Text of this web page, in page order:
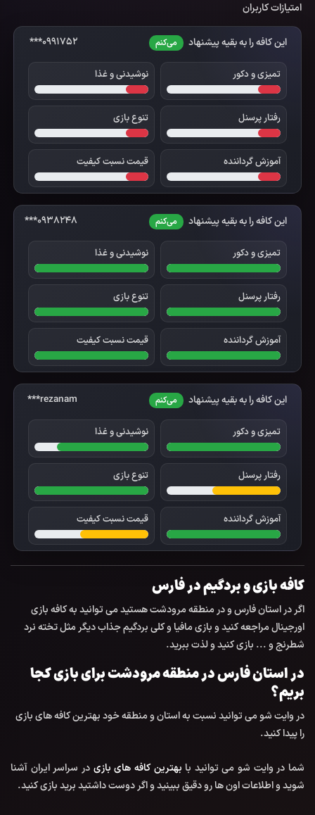
امتیازات کاربران
این کافه را به بقیه پیشنهاد می‌کنم 0991752***
تمیزی و دکور نوشیدنی و غذا
رفتار پرسنل تنوع بازی
آموزش گرداننده قیمت نسبت کیفیت
این کافه را به بقیه پیشنهاد می‌کنم 0938248***
تمیزی و دکور نوشیدنی و غذا
رفتار پرسنل تنوع بازی
آموزش گرداننده قیمت نسبت کیفیت
این کافه را به بقیه پیشنهاد می‌کنم rezanam***
تمیزی و دکور نوشیدنی و غذا
رفتار پرسنل تنوع بازی
آموزش گرداننده قیمت نسبت کیفیت
کافه بازی و بردگیم درفارس
اگر در استانفارسو در منطقهمرودشتهستید می توانید بهکافه بازی
اورجینالمراجعه کنید و بازی مافیا و کلی بردگیم جذاب دیگر مثل تخته نرد
شطرنج و ... بازی کنید و لذت ببرید.
در استانفارسدر منطقهمرودشتبرای بازی کجا
بریم؟
در وایت شو می توانید نسبت به استان و منطقه خود بهترین کافه های بازی
را پیدا کنید.
شما در وایت شو می توانید با بهترین کافه های بازی در سراسر ایران آشنا
شوید و اطلاعات اون ها رو دقیق ببینید و اگر دوست داشتید برید بازی کنید.